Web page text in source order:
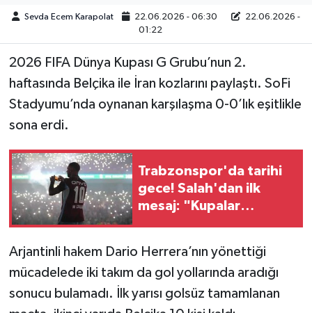
Sevda Ecem Karapolat 22.06.2026 - 06:30
22.06.2026 -
01:22
2026 FIFA Dünya Kupası G Grubu’nun 2.
haftasında Belçika ile İran kozlarını paylaştı. SoFi
Stadyumu’nda oynanan karşılaşma 0-0’lık eşitlikle
sona erdi.
Trabzonspor'da tarihi
gece! Salah'dan ilk
mesaj: "Kupalar
Arjantinli hakem Dario Herrera’nın yönettiği
mücadelede iki takım da gol yollarında aradığı
sonucu bulamadı. İlk yarısı golsüz tamamlanan